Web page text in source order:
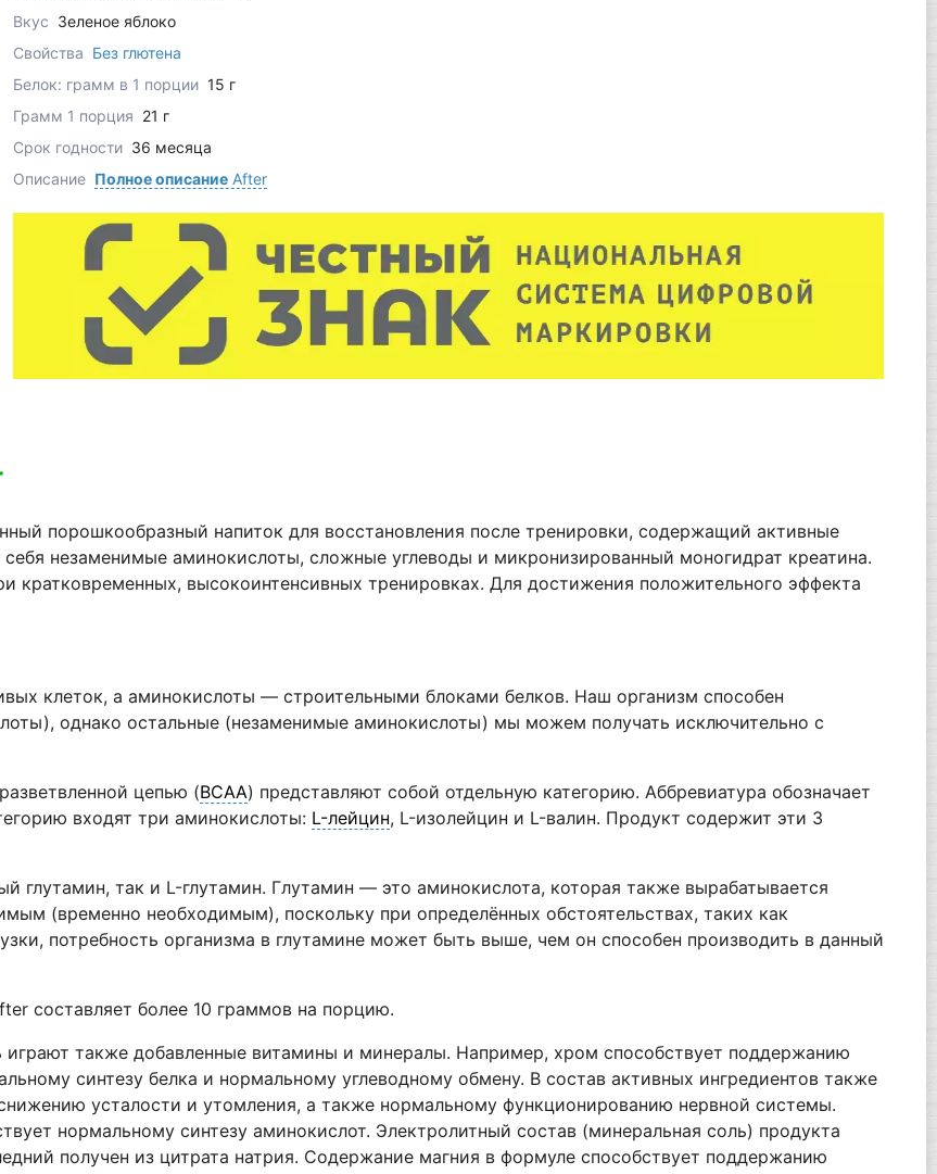
Вкус Зеленое яблоко
Свойства Без глютена
Белок: грамм в 1 порции 15 г
Грамм 1 порция 21 г
Срок годности 36 месяца
Описание Полное описаниеAfter
порошкообразный напиток для восстановления после тренировки, содержащий активные
незаменимые аминокислоты, сложные углеводы и микронизированный моногидрат креатина.
кратковременных, высокоинтенсивных тренировках. Для достижения положительного эффекта
клеток, а аминокислоты — строительными блоками белков. Наш организм способен
однако остальные (незаменимые аминокислоты) мы можем получать исключительно с
цепью (BCAA) представляют собой отдельную категорию. Аббревиатура обозначает
входят три аминокислоты: L-лейцин, L-изолейцин и L-валин. Продукт содержит эти 3
глутамин, так и L-глутамин. Глутамин — это аминокислота, которая также вырабатывается
(временно необходимым), поскольку при определённых обстоятельствах, таких как
потребность организма в глутамине может быть выше, чем он способен производить в данный
составляет более 10 граммов на порцию.
также добавленные витамины и минералы. Например, хром способствует поддержанию
синтезу белка и нормальному углеводному обмену. В состав активных ингредиентов также
усталости и утомления, а также нормальному функционированию нервной системы.
нормальному синтезу аминокислот. Электролитный состав (минеральная соль) продукта
получен из цитрата натрия. Содержание магния в формуле способствует поддержанию